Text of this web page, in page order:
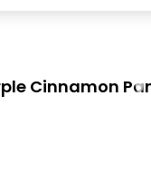
Cinnamon